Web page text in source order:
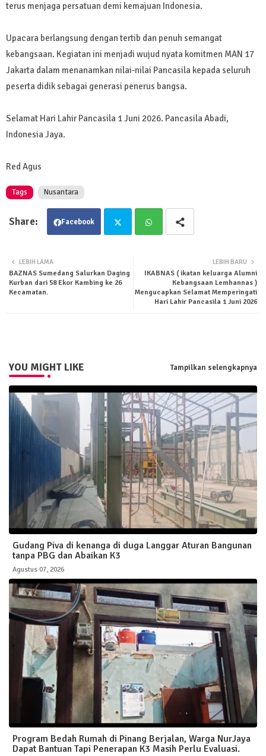
terus menjaga persatuan demi kemajuan Indonesia.
Upacara berlangsung dengan tertib dan penuh semangat
kebangsaan. Kegiatan ini menjadi wujud nyata komitmen MAN 17
Jakarta dalam menanamkan nilai-nilai Pancasila kepada seluruh
peserta didik sebagai generasi penerus bangsa.
Selamat Hari Lahir Pancasila 1 Juni 2026. Pancasila Abadi,
Indonesia Jaya.
Red Agus
Tags Nusantara
Facebook
ter tsa
LEBIH BARU
IKABNAS ( ikatan keluarga Alumni
Kebangsaan Lemhannas )
Mengucapkan Selamat Memperingati
Hari Lahir Pancasila 1 Juni 2026
LEBIH LAMA
BAZNAS Sumedang Salurkan Daging
Kurban dari 58 Ekor Kambing ke 26
Kecamatan.
YOU MIGHT LIKE Tampilkan selengkapnya
Gudang Piva di kenanga di duga Langgar Aturan Bangunan
tanpa PBG dan Abaikan K3
Agustus 07, 2026
Program Bedah Rumah di Pinang Berjalan, Warga NurJaya
Dapat Bantuan Tapi Penerapan K3 Masih Perlu Evaluasi.